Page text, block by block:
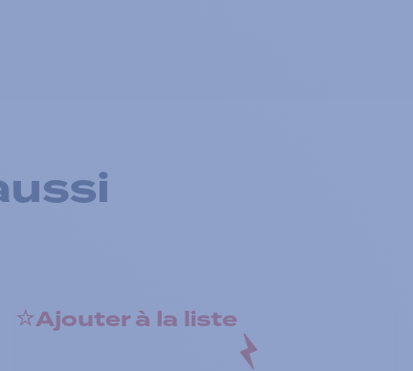
Ajouter à la liste